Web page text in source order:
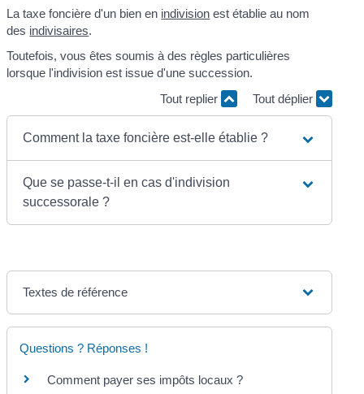
La taxe foncière d'un bien en indivision est établie au nom
des indivisaires.
Toutefois, vous êtes soumis à des règles particulières
lorsque l'indivision est issue d'une succession.
Tout replier
Tout déplier
Comment la taxe foncière est-elle établie ?
Que se passe-t-il en cas d'indivision
successorale ?
Textes de référence
Questions ? Réponses !
Comment payer ses impôts locaux ?